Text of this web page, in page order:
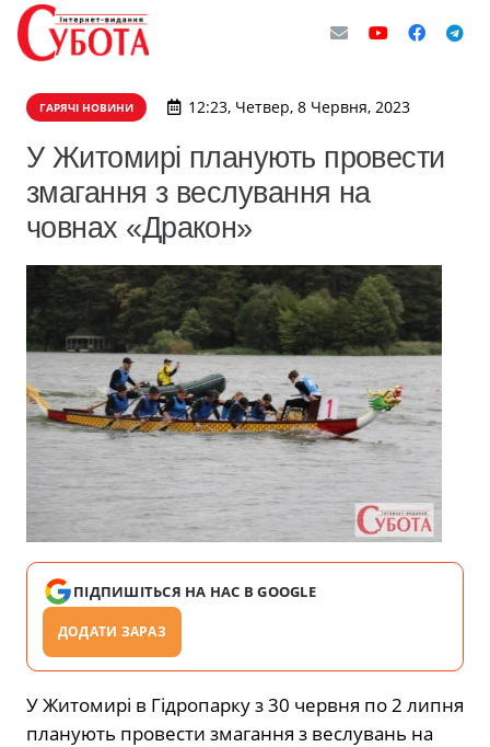
ГАРЯЧІ НОВИНИ 12:23, Четвер, 8 Червня, 2023
​У Житомирі планують провести
змагання з веслування на
човнах «Дракон»
ПІДПИШІТЬСЯ НА НАС В GOOGLE
ДОДАТИ ЗАРАЗ
У Житомирі в Гідропарку з 30 червня по 2 липня
планують провести змагання з веслувань на